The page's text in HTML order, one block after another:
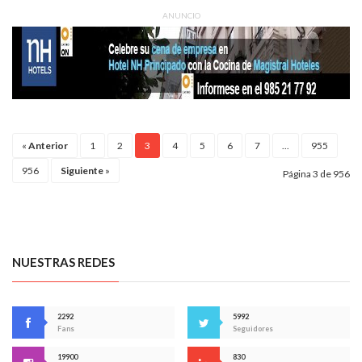
ANUNCIO
« Anterior 1 2 3 4 5 6 7 955
956 Siguiente » Página 3 de 956
NUESTRAS REDES
2292
Fans
5992
Seguidores
19900
830